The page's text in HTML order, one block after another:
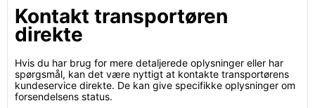
Kontakt transportøren
direkte
Hvis du har brug for mere detaljerede oplysninger eller har
spørgsmål, kan det være nyttigt at kontakte transportørens
kundeservice direkte. De kan give specifikke oplysninger om
forsendelsens status.